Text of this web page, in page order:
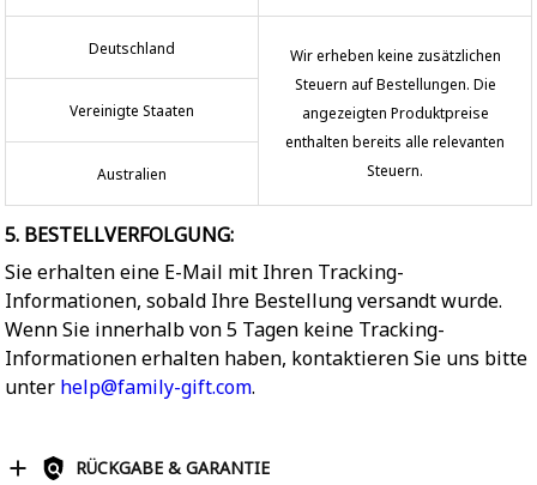
Deutschland
Wir erheben keine zusätzlichen
Steuern auf Bestellungen. Die
angezeigten Produktpreise
enthalten bereits alle relevanten
Steuern.
Vereinigte Staaten
Australien
5. BESTELLVERFOLGUNG:
Sie erhalten eine E-Mail mit Ihren Tracking-
Informationen, sobald Ihre Bestellung versandt wurde.
Wenn Sie innerhalb von 5 Tagen keine Tracking-
Informationen erhalten haben, kontaktieren Sie uns bitte
unter help@family-gift.com.
RÜCKGABE & GARANTIE